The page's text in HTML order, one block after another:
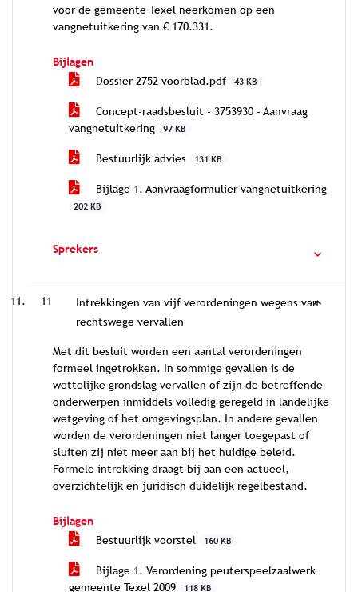
voor de gemeente Texel neerkomen op een
vangnetuitkering van € 170.331.
Bijlagen
Dossier 2752 voorblad.pdf
43 KB
Concept-raadsbesluit - 3753930 - Aanvraag
vangnetuitkering
97 KB
Bestuurlijk advies 131 KB
Bijlage 1. Aanvraagformulier vangnetuitkering
202 KB
Sprekers
11
Intrekkingen van vijf verordeningen wegens van
rechtswege vervallen
Met dit besluit worden een aantal verordeningen
formeel ingetrokken. In sommige gevallen is de
wettelijke grondslag vervallen of zijn de betreffende
onderwerpen inmiddels volledig geregeld in landelijke
wetgeving of het omgevingsplan. In andere gevallen
worden de verordeningen niet langer toegepast of
sluiten zij niet meer aan bij het huidige beleid.
Formele intrekking draagt bij aan een actueel,
overzichtelijk en juridisch duidelijk regelbestand.
Bijlagen
Bestuurlijk voorstel
160 KB
Bijlage 1. Verordening peuterspeelzaalwerk
gemeente Texel 2009
118 KB